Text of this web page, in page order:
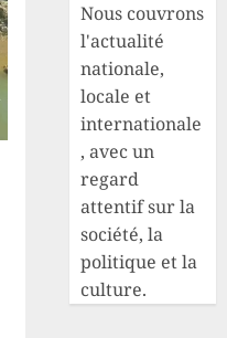
Nous couvrons
l'actualité
nationale,
locale et
internationale
, avec un
regard
attentif sur la
société, la
politique et la
culture.